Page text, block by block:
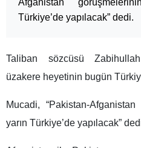
Afganistan
Türkiye’de yapılacak” dedi.
Taliban sözcüsü
üzakere heyetinin bugün
Mucadi, “Pakistan-
yarın Türkiye’de yapılacak”